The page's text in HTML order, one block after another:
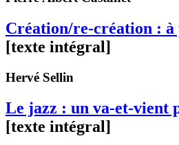
Création/re-création : à
[texte intégral]
Hervé Sellin
Le jazz : un va-et-vient
[texte intégral]